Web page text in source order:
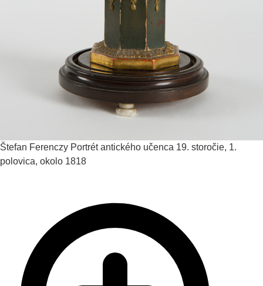
Štefan Ferenczy Portrét antického učenca 19. storočie, 1.
polovica, okolo 1818